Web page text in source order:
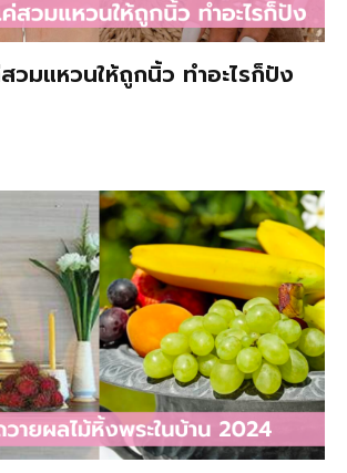
มแหวนให้ถูกนิ้ว ทำอะไรก็ปัง